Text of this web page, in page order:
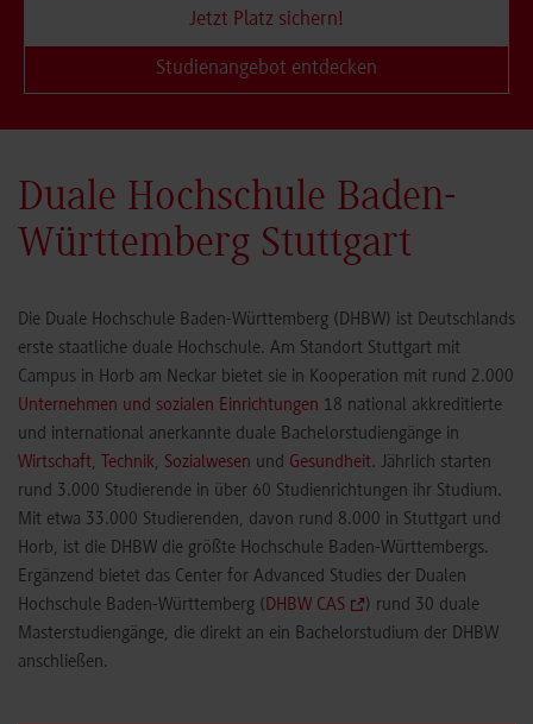
Jetzt Platz sichern!
Studienangebot entdecken
Duale Hochschule Baden-
Württemberg Stuttgart
Die Duale Hochschule Baden-Württemberg (DHBW) ist Deutschlands
erste staatliche duale Hochschule. Am Standort Stuttgart mit
Campus in Horb am Neckar bietet sie in Kooperation mit rund 2.000
Unternehmen und sozialen Einrichtungen 18 national akkreditierte
und international anerkannte duale Bachelorstudiengänge in
Wirtschaft, Technik, Sozialwesen und Gesundheit. Jährlich starten
rund 3.000 Studierende in über 60 Studienrichtungen ihr Studium.
Mit etwa 33.000 Studierenden, davon rund 8.000 in Stuttgart und
Horb, ist die DHBW die größte Hochschule Baden-Württembergs.
Ergänzend bietet das Center for Advanced Studies der Dualen
Hochschule Baden-Württemberg (DHBW CAS
) rund 30 duale
Masterstudiengänge, die direkt an ein Bachelorstudium der DHBW
anschließen.